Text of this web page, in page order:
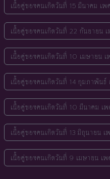
เนื้อคู่ของคนเกิดวันที่ 15 มีนาคม เ
เนื้อคู่ของคนเกิดวันที่ 22 กันยายน
เนื้อคู่ของคนเกิดวันที่ 10 เมษายน
เนื้อคู่ของคนเกิดวันที่ 14 กุมภาพันธ์
เนื้อคู่ของคนเกิดวันที่ 10 มีนาคม เ
เนื้อคู่ของคนเกิดวันที่ 13 มิถุนายน เ
เนื้อคู่ของคนเกิดวันที่ 9 เมษายน เ